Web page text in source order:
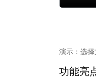
演示：选
功能亮